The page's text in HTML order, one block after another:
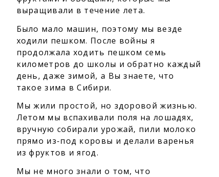
выращивали в течение лета.
Было мало машин, поэтому мы везде
ходили пешком. После войны я
продолжала ходить пешком семь
километров до школы и обратно каждый
день, даже зимой, а Вы знаете, что
такое зима в Сибири.
Мы жили простой, но здоровой жизнью.
Летом мы вспахивали поля на лошадях,
вручную собирали урожай, пили молоко
прямо из-под коровы и делали варенья
из фруктов и ягод.
Мы не много знали о том, что